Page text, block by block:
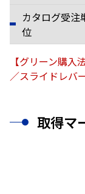
カタログ受注
位
【グリーン購
／スライドレバ
取得マ